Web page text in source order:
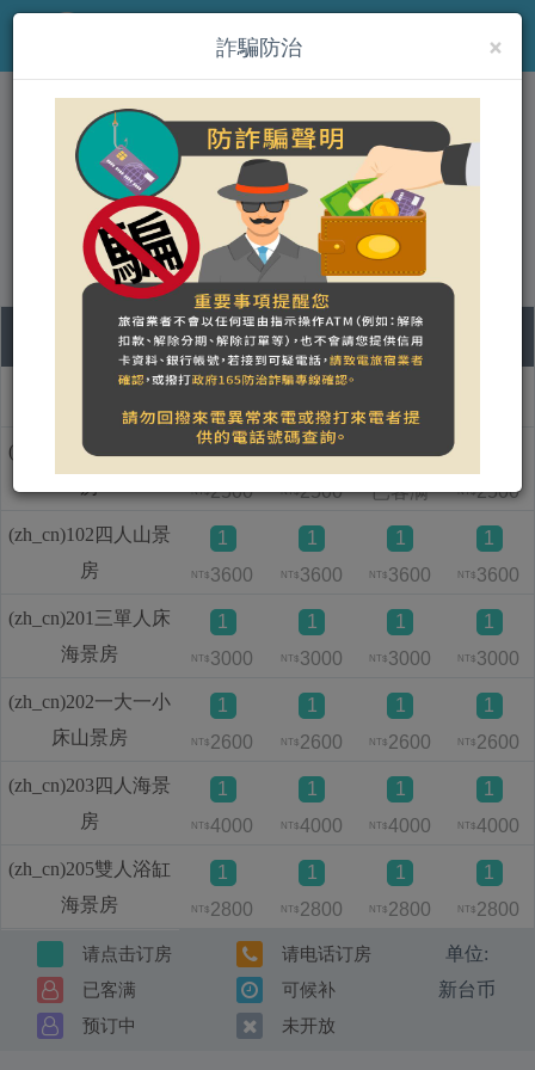
MENU
(zh_cn)鹿角海月
營登名稱：
合法民宿 花蓮縣1060156389號
(zh_cn)101雙人海景
(zh_cn)102四人山景
房
(zh_cn)201三單人床
海景房
(zh_cn)202一大一小
床山景房
(zh_cn)203四人海景
房
(zh_cn)205雙人浴缸
海景房
09
日
10
一
二
1
NT$2500
1
NT$2500 已客满 NT$2500
1
NT$ 3600
1
NT$ 3600
1
NT$ 3600
1
NT$ 3600
1
NT$ 3000
1
NT$ 3000
1
NT$ 3000
1
NT$ 3000
1
NT$ 2600
1
NT$ 2600
1
NT$ 2600
1
NT$ 2600
1
NT$4000
1
NT$4000
1
NT$4000
1
NT$4000
1
NT$ 2800
1
NT$ 2800
1
NT$ 2800
1
NT$ 2800
请点击订房
请电话订房
已客满
可候补
预订中
未开放
单位:
新台币
×
詐騙防治